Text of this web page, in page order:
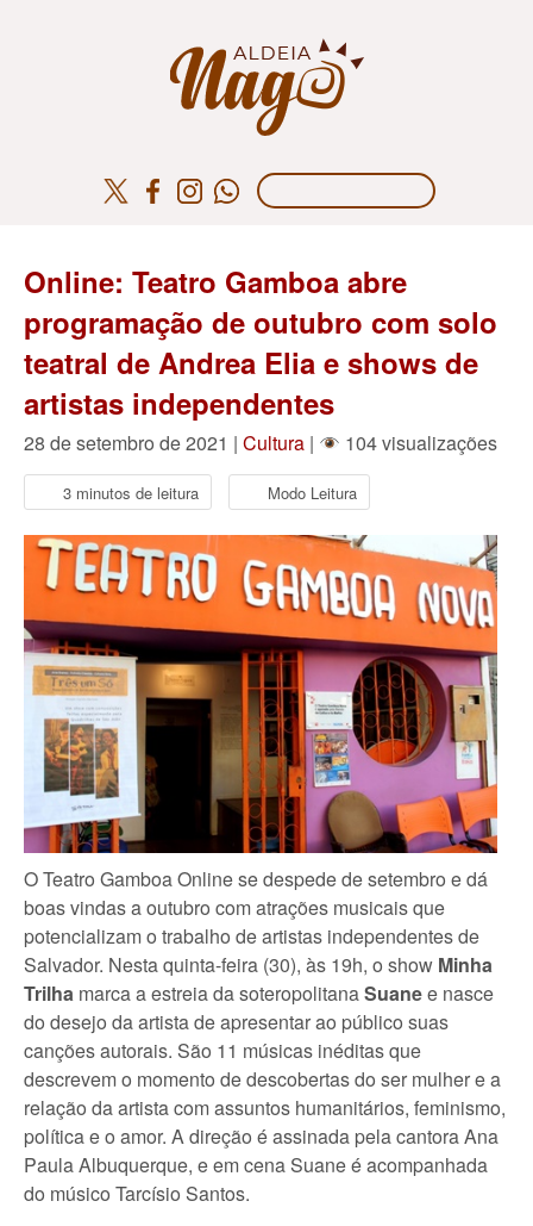
Online: Teatro Gamboa abre
programação de outubro com solo
teatral de Andrea Elia e shows de
artistas independentes
28 de setembro de 2021 | Cultura | 104 visualizações
3 minutos de leitura Modo Leitura
O Teatro Gamboa Online se despede de setembro e dá
boas vindas a outubro com atrações musicais que
potencializam o trabalho de artistas independentes de
Salvador. Nesta quinta-feira (30), às 19h, o show Minha
Trilha marca a estreia da soteropolitanaSuanee nasce
do desejo da artista de apresentar ao público suas
canções autorais. São 11 músicas inéditas que
descrevem o momento de descobertas do ser mulher e a
relação da artista com assuntos humanitários, feminismo,
política e o amor. A direção é assinada pela cantora Ana
Paula Albuquerque, e em cena Suane é acompanhada
do músico Tarcísio Santos.